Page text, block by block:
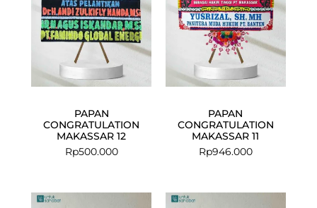
PAPAN
CONGRATULATION
MAKASSAR 12
Rp500.000
PAPAN
CONGRATULATION
MAKASSAR 11
Rp946.000